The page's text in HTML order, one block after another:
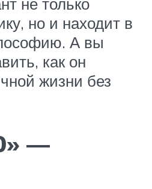
но и находит в
А вы
как он
жизни без
—